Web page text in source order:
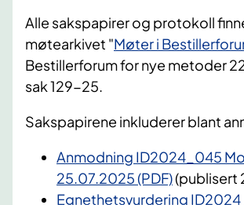
Alle sakspapirer og protokoll
møtearkivet "Møter i
Bestillerforum for nye metoder
sak 129-25.
Sakspapirene inkluderer blant
Anmodning ID2024_045
25.07.2025 (PDF)(publisert
Egnethetsvurdering